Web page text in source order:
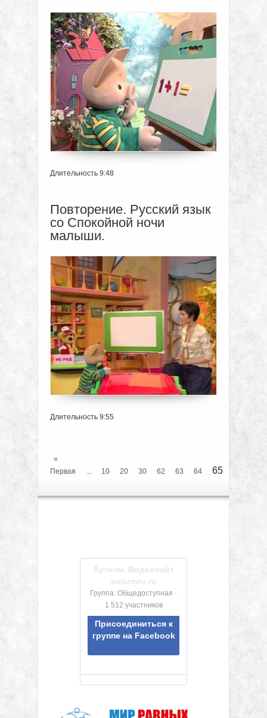
Длительность 9:48
Повторение. Русский язык
со Спокойной ночи
малыши.
Длительность 9:55
«
Первая
... 10 20 30 62 63 64 65
Аутизм. Видеосайт
autizmru.ru
Группа: Общедоступная ·
1 512 участников
Присоединиться к
группе на Facebook